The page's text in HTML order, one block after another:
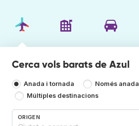
Cerca vols barats de Azul
Anada i tornada
Només anada
Múltiples destinacions
ORIGEN